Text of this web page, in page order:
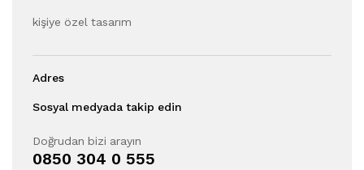
kişiye özel tasarım
Adres
Sosyal medyada takip edin
Doğrudan bizi arayın
0850 304 0 555